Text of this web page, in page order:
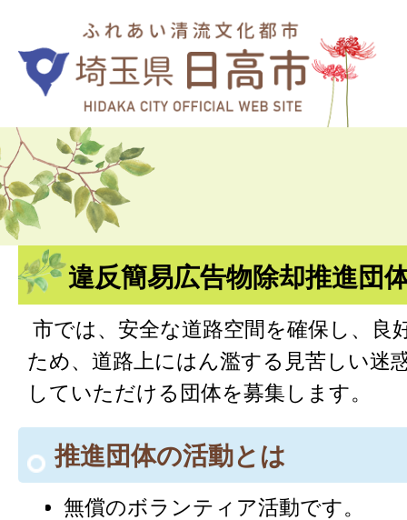
違反簡易広告物除却推進団
市では、安全な道路空間を確保し、良
ため、道路上にはん濫する見苦しい迷
していただける団体を募集します。
推進団体の活動とは
無償のボランティア活動です。